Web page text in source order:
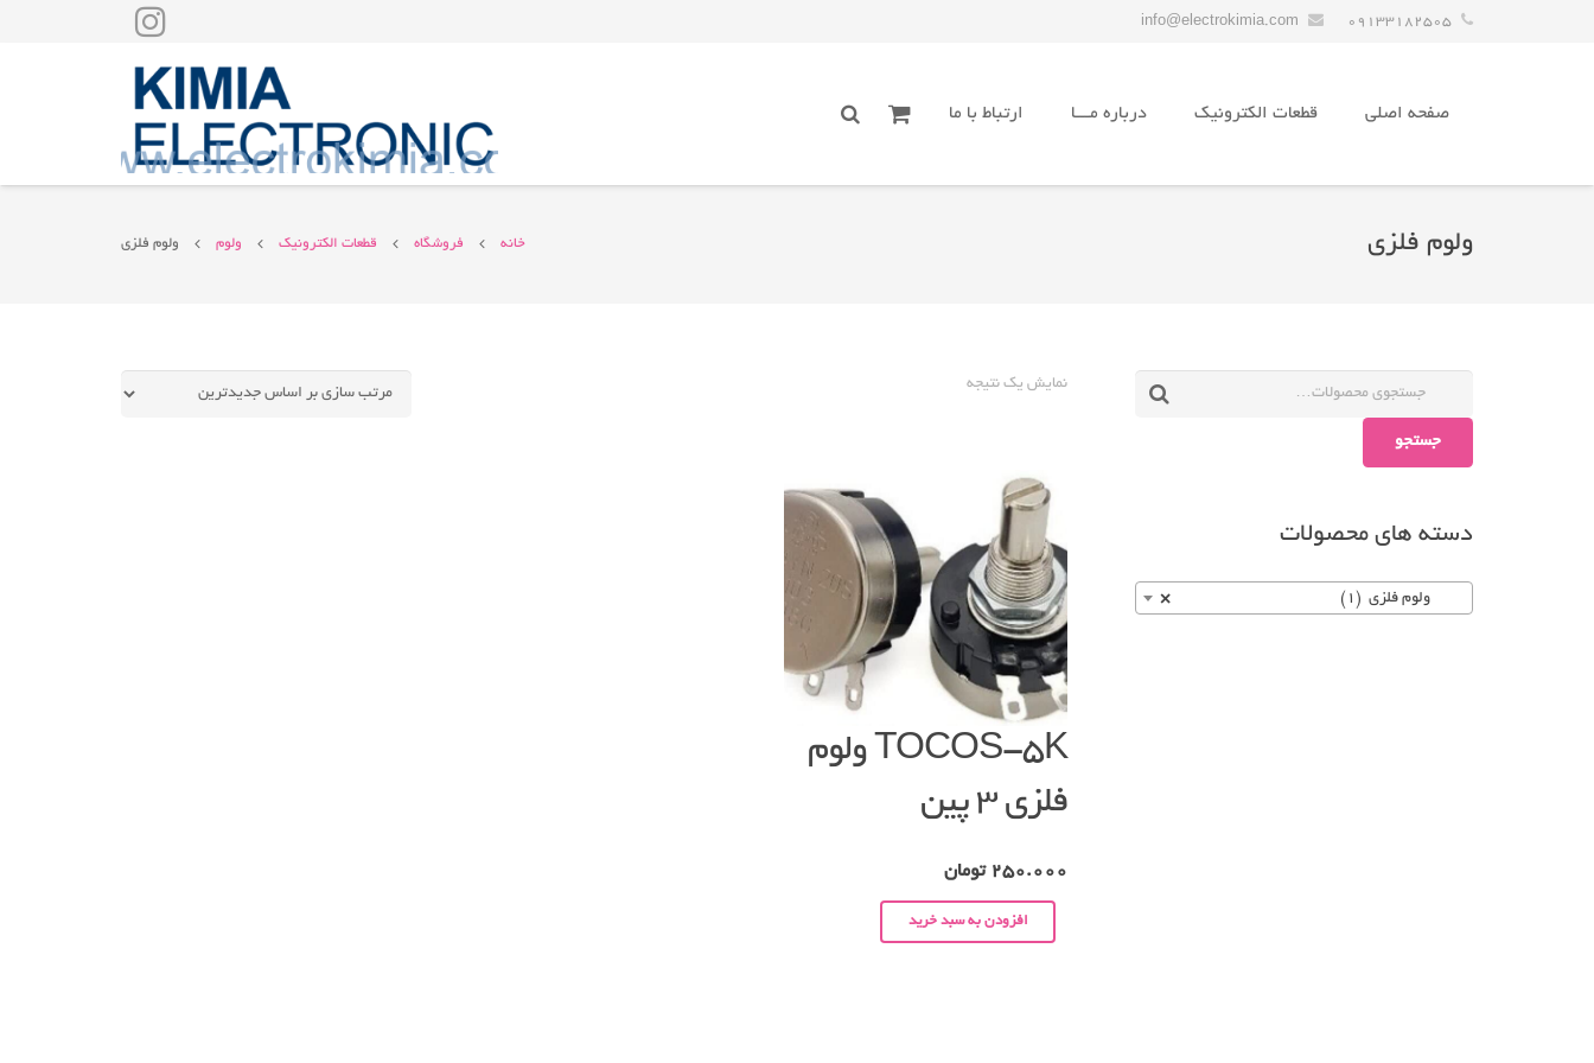
09133182505
info@electrokimia.com
صفحه اصلی قطعات الکترونیک درباره مـــا ارتباط با ما
ولوم فلزی خانه فروشگاه قطعات الکترونیک ولوم ولوم فلزی
نمایش یک نتیجه
TOCOS-5K ولوم
فلزی ۳ پین
250.000 تومان
افزودن به سبد خرید
جستجو
دسته های محصولات
× ولوم فلزی (1)